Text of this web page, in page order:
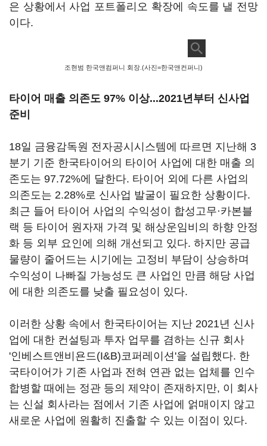
은 상황에서 사업 포트폴리오 확장에 속도를 낼 전망
이다.
조현범 한국앤컴퍼니 회장.(사진=한국앤컨퍼니)
타이어 매출 의존도 97% 이상...2021년부터 신사업
준비
18일 금융감독원 전자공시시스템에 따르면 지난해 3
분기 기준 한국타이어의 타이어 사업에 대한 매출 의
존도는 97.72%에 달한다. 타이어 외에 다른 사업의
의존도는 2.28%로 신사업 발굴이 필요한 상황이다.
최근 들어 타이어 사업의 수익성이 합성고무·카본블
랙 등 타이어 원자재 가격 및 해상운임비의 하향 안정
화 등 외부 요인에 의해 개선되고 있다. 하지만 공급
물량이 줄어드는 시기에는 고정비 부담이 상승하며
수익성이 나빠질 가능성도 큰 사업인 만큼 해당 사업
에 대한 의존도를 낮출 필요성이 있다.
이러한 상황 속에서 한국타이어는 지난 2021년 신사
업에 대한 컨설팅과 투자 업무를 겸하는 신규 회사
'인베스트앤비욘드(I&B)코퍼레이션'을 설립했다. 한
국타이어가 기존 사업과 전혀 연관 없는 업체를 인수
합병할 때에는 정관 등의 제약이 존재하지만, 이 회사
는 신설 회사라는 점에서 기존 사업에 얽매이지 않고
새로운 사업에 원활히 진출할 수 있는 이점이 있다.